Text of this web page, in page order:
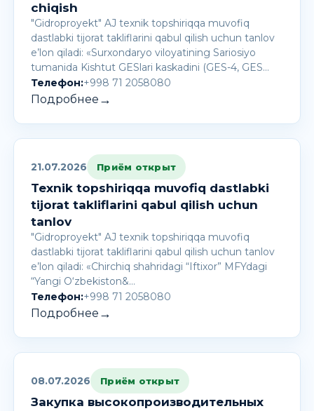
chiqish
"Gidroproyekt" AJ texnik topshiriqqa muvofiq
dastlabki tijorat takliflarini qabul qilish uchun tanlov
e’lon qiladi: «Surxondaryo viloyatining Sariosiyo
tumanida Kishtut GESlari kaskadini (GES-4, GES…
Телефон:+998 71 2058080
Подробнее →
21.07.2026 Приём открыт
Texnik topshiriqqa muvofiq dastlabki
tijorat takliflarini qabul qilish uchun
tanlov
"Gidroproyekt" AJ texnik topshiriqqa muvofiq
dastlabki tijorat takliflarini qabul qilish uchun tanlov
e’lon qiladi: «Chirchiq shahridagi “Iftixor” MFYdagi
“Yangi O‘zbekiston&…
Телефон:+998 71 2058080
Подробнее →
08.07.2026 Приём открыт
Закупка высокопроизводительных